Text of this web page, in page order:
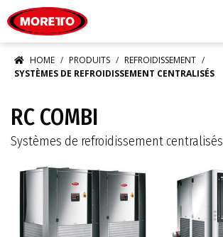
HOME PRODUITS
REFROIDISSEMENT
SYSTÈMES DE REFROIDISSEMENT CENTRALISÉS
RC COMBI
Systèmes de refroidissement centralisés